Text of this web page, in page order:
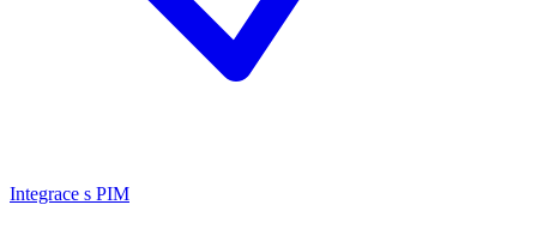
Integrace s PIM